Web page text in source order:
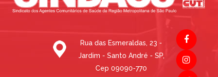
Rua das Esmeraldas, 23 -
Jardim - Santo André - SP,
Cep 09090-770